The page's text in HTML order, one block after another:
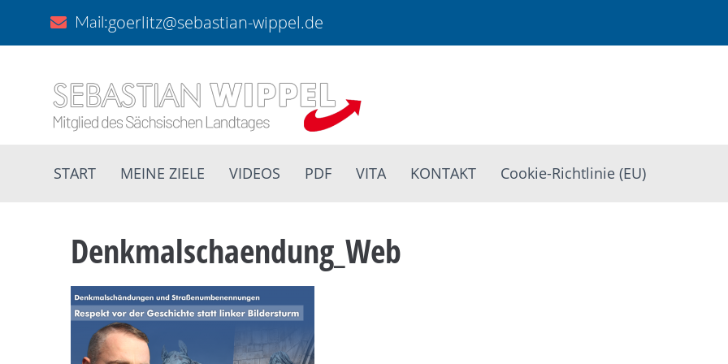
Mail:goerlitz@sebastian-wippel.de
START MEINE ZIELE VIDEOS PDF VITA KONTAKT Cookie-Richtlinie (EU)
Denkmalschaendung_Web